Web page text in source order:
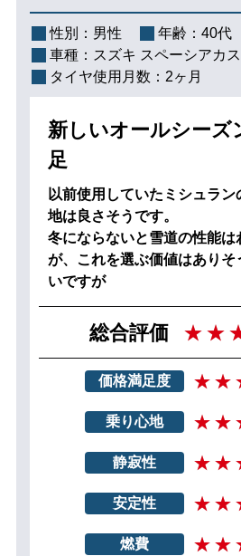
性別： 男性 年齢： 40代
車種： スズキ スペーシアカ
タイヤ使用月数： 2ヶ月
新しいオールシーズ
足
以前使用していたミシュラン
地は良さそうです。
冬にならないと雪道の性能は
が、これを選ぶ価値はありそ
いですが
総合評価
価格満足度
乗り心地
静寂性
安定性
燃費